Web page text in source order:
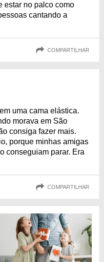
estar no palco como
cantando a
COMPARTILHAR
uma cama elástica.
morava em São
consiga fazer mais.
porque minhas amigas
conseguiam parar. Era
COMPARTILHAR